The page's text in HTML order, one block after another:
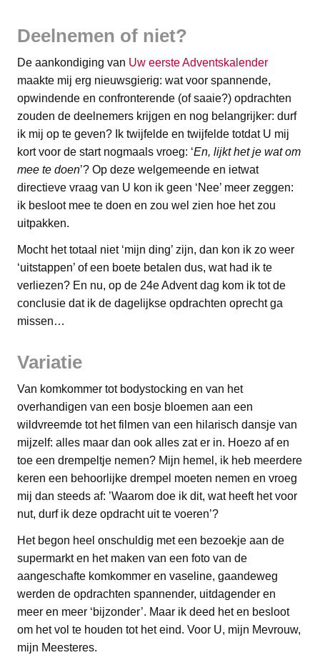
Deelnemen of niet?
De aankondiging van Uw eerste Adventskalender
maakte mij erg nieuwsgierig: wat voor spannende,
opwindende en confronterende (of saaie?) opdrachten
zouden de deelnemers krijgen en nog belangrijker: durf
ik mij op te geven? Ik twijfelde en twijfelde totdat U mij
kort voor de start nogmaals vroeg: ‘En, lijkt het je wat om
mee te doen’? Op deze welgemeende en ietwat
directieve vraag van U kon ik geen ‘Nee’ meer zeggen:
ik besloot mee te doen en zou wel zien hoe het zou
uitpakken.
Mocht het totaal niet ‘mijn ding’ zijn, dan kon ik zo weer
‘uitstappen’ of een boete betalen dus, wat had ik te
verliezen? En nu, op de 24e Advent dag kom ik tot de
conclusie dat ik de dagelijkse opdrachten oprecht ga
missen…
Variatie
Van komkommer tot bodystocking en van het
overhandigen van een bosje bloemen aan een
wildvreemde tot het filmen van een hilarisch dansje van
mijzelf: alles maar dan ook alles zat er in. Hoezo af en
toe een drempeltje nemen? Mijn hemel, ik heb meerdere
keren een behoorlijke drempel moeten nemen en vroeg
mij dan steeds af: ’Waarom doe ik dit, wat heeft het voor
nut, durf ik deze opdracht uit te voeren’?
Het begon heel onschuldig met een bezoekje aan de
supermarkt en het maken van een foto van de
aangeschafte komkommer en vaseline, gaandeweg
werden de opdrachten spannender, uitdagender en
meer en meer ‘bijzonder’. Maar ik deed het en besloot
om het vol te houden tot het eind. Voor U, mijn Mevrouw,
mijn Meesteres.